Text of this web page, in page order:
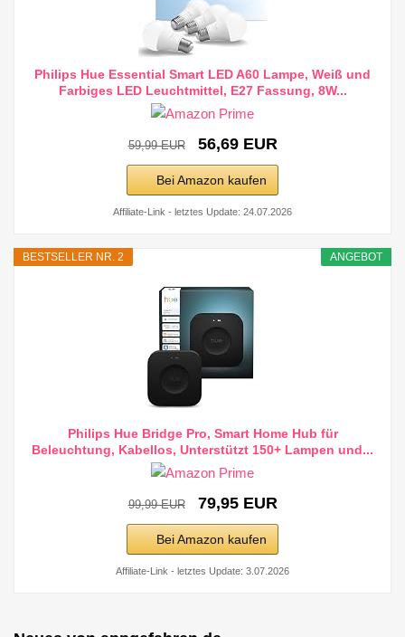
Philips Hue Essential Smart LED A60 Lampe, Weiß und
Farbiges LED Leuchtmittel, E27 Fassung, 8W...
59,99 EUR 56,69 EUR
Bei Amazon kaufen
Affiliate-Link - letztes Update: 24.07.2026
ANGEBOT
BESTSELLER NR. 2
Philips Hue Bridge Pro, Smart Home Hub für
Beleuchtung, Kabellos, Unterstützt 150+ Lampen und...
99,99 EUR 79,95 EUR
Bei Amazon kaufen
Affiliate-Link - letztes Update: 3.07.2026